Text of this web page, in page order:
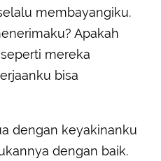
membayangiku.
Apakah
mereka
bisa
dengan keyakinanku
dengan baik.